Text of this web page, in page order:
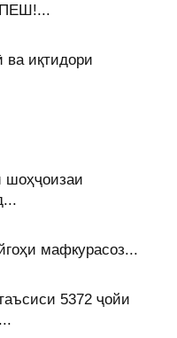
ва иқтидори
шоҳҷоизаи
мафкурасоз...
5372 ҷойи